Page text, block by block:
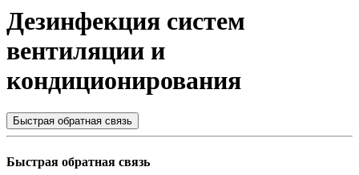
Дезинфекция систем
вентиляции и
кондиционирования
Быстрая обратная связь
Быстрая обратная связь